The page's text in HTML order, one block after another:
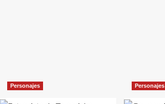
Personajes Personajes